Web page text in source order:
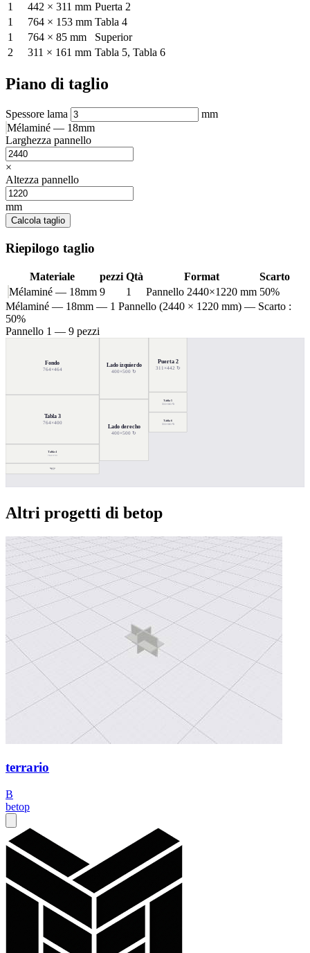
1
442 × 311 mm Puerta 2
1
764 × 153 mm Tabla 4
1
764 × 85 mm
Superior
2
311 × 161 mm Tabla 5, Tabla 6
Piano di taglio
Spessore lama
mm
Mélaminé — 18mm
Larghezza pannello
×
Altezza pannello
mm
Calcola taglio
Riepilogo taglio
Materiale pezzi Qtà Format
Scarto
Mélaminé — 18mm 9 1 Pannello 2440×1220 mm 50%
Mélaminé — 18mm — 1 Pannello (2440 × 1220 mm) — Scarto :
50%
Pannello 1 — 9 pezzi
Fondo
764×464
Tabla 3
764×400
Tabla 4
764×153
Superior
Lado izquierdo
400×500 ↻
Lado derecho
400×500 ↻
Puerta 2
311×442 ↻
Tabla 5
311×161 ↻
Tabla 6
311×161 ↻
Altri progetti di betop
terrario
B
betop